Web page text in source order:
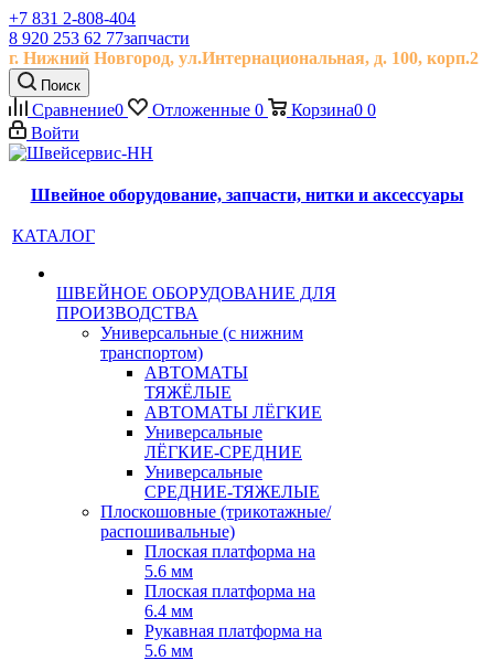
+7 831 2-808-404
8 920 253 62 77запчасти
г. Нижний Новгород, ул.Интернациональная, д. 100, корп.2
Поиск
Сравнение0 Отложенные 0 Корзина0 0
Войти
Швейное оборудование, запчасти, нитки и аксессуары
КАТАЛОГ
ШВЕЙНОЕ ОБОРУДОВАНИЕ ДЛЯ
ПРОИЗВОДСТВА
Универсальные (с нижним
транспортом)
АВТОМАТЫ
ТЯЖЁЛЫЕ
АВТОМАТЫ ЛЁГКИЕ
Универсальные
ЛЁГКИЕ-СРЕДНИЕ
Универсальные
СРЕДНИЕ-ТЯЖЕЛЫЕ
Плоскошовные (трикотажные/
распошивальные)
Плоская платформа на
5.6 мм
Плоская платформа на
6.4 мм
Рукавная платформа на
5.6 мм